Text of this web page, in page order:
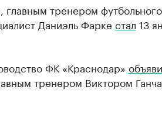
тренером
Даниэль Фарке стал 13
ФК «Краснодар»
тренером Виктором